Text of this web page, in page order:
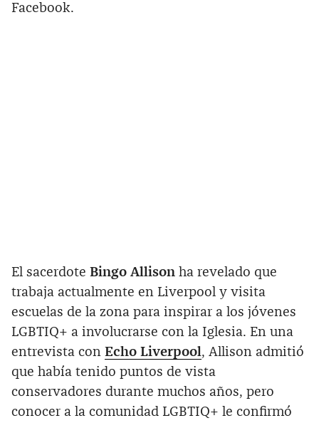
Facebook.
El sacerdote Bingo Allison ha revelado que
trabaja actualmente en Liverpool y visita
escuelas de la zona para inspirar a los jóvenes
LGBTIQ+ a involucrarse con la Iglesia. En una
entrevista con Echo Liverpool, Allison admitió
que había tenido puntos de vista
conservadores durante muchos años, pero
conocer a la comunidad LGBTIQ+ le confirmó